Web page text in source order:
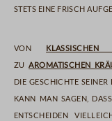
stets eine frisch
Von klassischen
zuaromatischen
die Geschichte
Kann man sagen,
entscheiden